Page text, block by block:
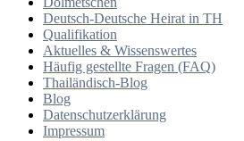
Deutsch-Deutsche Heirat in TH
Qualifikation
Aktuelles & Wissenswertes
Häufig gestellte Fragen (FAQ)
Thailändisch-Blog
Blog
Datenschutzerklärung
Impressum